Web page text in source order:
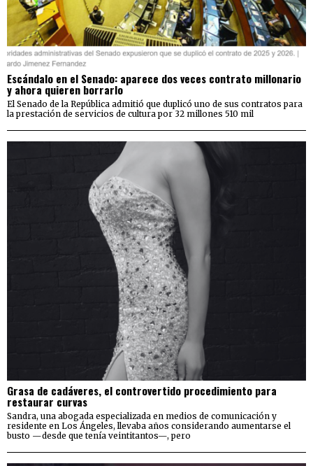
Escándalo en el Senado: aparece dos veces contrato millonario
y ahora quieren borrarlo
El Senado de la República admitió que duplicó uno de sus contratos para
la prestación de servicios de cultura por 32 millones 510 mil
Grasa de cadáveres, el controvertido procedimiento para
restaurar curvas
Sandra, una abogada especializada en medios de comunicación y
residente en Los Ángeles, llevaba años considerando aumentarse el
busto —desde que tenía veintitantos—, pero